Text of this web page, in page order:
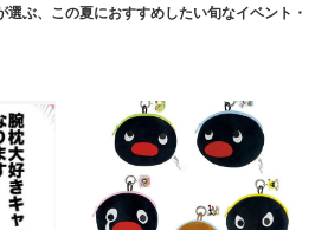
選ぶ、この夏におすすめしたい旬なイベント・